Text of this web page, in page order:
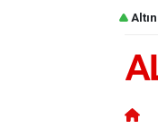
Altın